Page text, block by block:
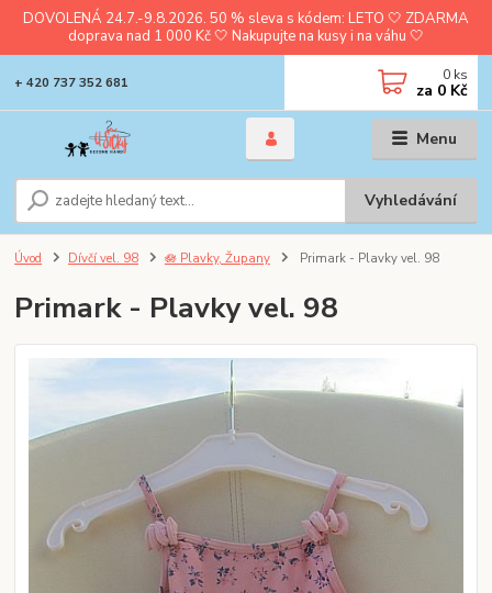
DOVOLENÁ 24.7.-9.8.2026. 50 % sleva s kódem: LETO 🤍 ZDARMA
doprava nad 1 000 Kč 🤍 Nakupujte na kusy i na váhu 🤍
Menu
Vyhledávání
+ 420 737 352 681 0 ks
za 0 Kč
Úvod Dívčí vel. 98 🪷 Plavky, Župany Primark - Plavky vel. 98
Primark - Plavky vel. 98